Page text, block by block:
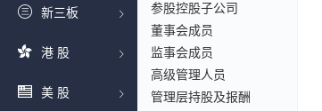
新三板
港 股
美 股
参股控股子公司
董事会成员
监事会成员
高级管理人员
管理层持股及报酬